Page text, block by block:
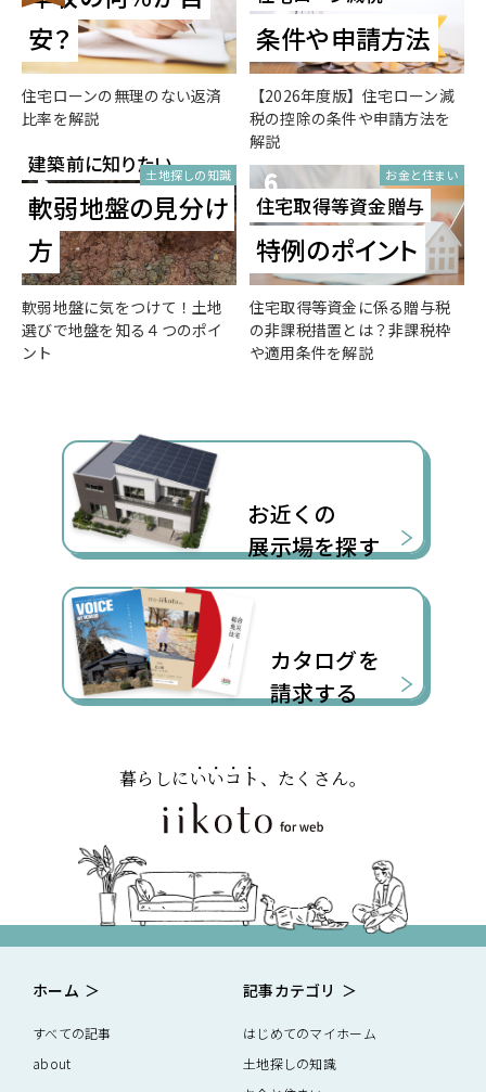
安？
住宅ローンの無理のない返済
比率を解説
条件や申請方法
【2026年度版】住宅ローン減
税の控除の条件や申請方法を
解説
5
建築前に知りたい
軟弱地盤の見分け
方
土地探しの知識
軟弱地盤に気をつけて！土地
選びで地盤を知る４つのポイ
ント
6
住宅取得等資金贈与
特例のポイント
お金と住まい
住宅取得等資金に係る贈与税
の非課税措置とは？非課税枠
や適用条件を解説
お近くの
展示場を探す
カタログを
請求する
暮らしにいいコト、たくさん。
ホーム
すべての記事
about
記事カテゴリ
はじめてのマイホーム
土地探しの知識